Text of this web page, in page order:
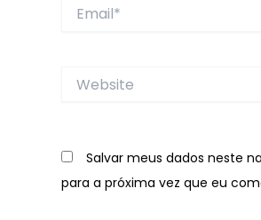
Website
Salvar meus dados neste
para a próxima vez que eu